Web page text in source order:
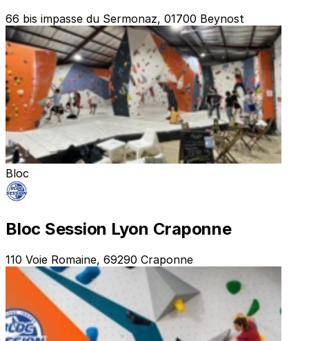
66 bis impasse du Sermonaz, 01700 Beynost
Bloc
Bloc Session Lyon Craponne
110 Voie Romaine, 69290 Craponne